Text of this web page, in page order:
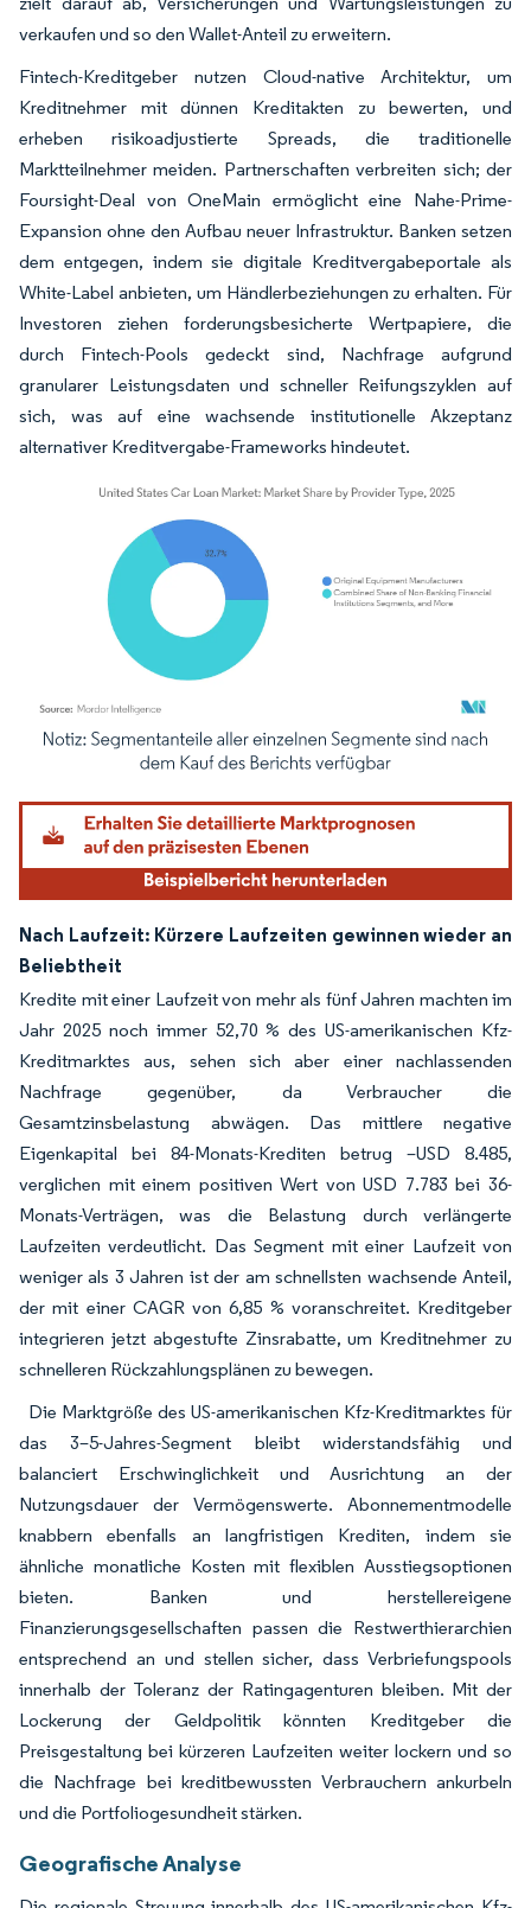
verkaufen und so den Wallet-Anteil zu erweitern.
Fintech-Kreditgeber nutzen Cloud-native Architektur, um
Kreditnehmer mit dünnen Kreditakten zu bewerten, und
erheben risikoadjustierte Spreads, die traditionelle
Marktteilnehmer meiden. Partnerschaften verbreiten sich; der
Foursight-Deal von OneMain ermöglicht eine Nahe-Prime-
Expansion ohne den Aufbau neuer Infrastruktur. Banken setzen
dem entgegen, indem sie digitale Kreditvergabeportale als
White-Label anbieten, um Händlerbeziehungen zu erhalten. Für
Investoren ziehen forderungsbesicherte Wertpapiere, die
durch Fintech-Pools gedeckt sind, Nachfrage aufgrund
granularer Leistungsdaten und schneller Reifungszyklen auf
sich, was auf eine wachsende institutionelle Akzeptanz
alternativer Kreditvergabe-Frameworks hindeutet.
Bild © Mordor Intelligence. Wiederverwendung erfordert Namensnennung
Nach Laufzeit: Kürzere Laufzeiten gewinnen wieder an
Beliebtheit
Kredite mit einer Laufzeit von mehr als fünf Jahren machten im
Jahr 2025 noch immer 52,70 % des US-amerikanischen Kfz-
Kreditmarktes aus, sehen sich aber einer nachlassenden
Nachfrage gegenüber, da Verbraucher die
Gesamtzinsbelastung abwägen. Das mittlere negative
Eigenkapital bei 84-Monats-Krediten betrug –USD 8.485,
verglichen mit einem positiven Wert von USD 7.783 bei 36-
Monats-Verträgen, was die Belastung durch verlängerte
Laufzeiten verdeutlicht. Das Segment mit einer Laufzeit von
weniger als 3 Jahren ist der am schnellsten wachsende Anteil,
der mit einer CAGR von 6,85 % voranschreitet. Kreditgeber
integrieren jetzt abgestufte Zinsrabatte, um Kreditnehmer zu
schnelleren Rückzahlungsplänen zu bewegen.
Die Marktgröße des US-amerikanischen Kfz-Kreditmarktes für
das 3–5-Jahres-Segment bleibt widerstandsfähig und
balanciert Erschwinglichkeit und Ausrichtung an der
Nutzungsdauer der Vermögenswerte. Abonnementmodelle
knabbern ebenfalls an langfristigen Krediten, indem sie
ähnliche monatliche Kosten mit flexiblen Ausstiegsoptionen
bieten. Banken und herstellereigene
Finanzierungsgesellschaften passen die Restwerthierarchien
entsprechend an und stellen sicher, dass Verbriefungspools
innerhalb der Toleranz der Ratingagenturen bleiben. Mit der
Lockerung der Geldpolitik könnten Kreditgeber die
Preisgestaltung bei kürzeren Laufzeiten weiter lockern und so
die Nachfrage bei kreditbewussten Verbrauchern ankurbeln
und die Portfoliogesundheit stärken.
Geografische Analyse